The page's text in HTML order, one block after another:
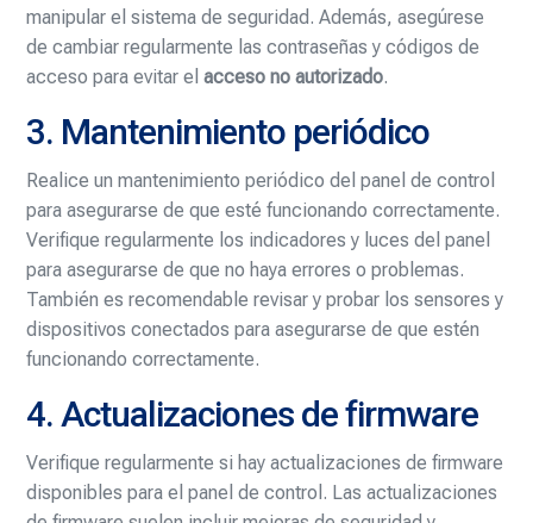
manipular el sistema de seguridad. Además, asegúrese
de cambiar regularmente las contraseñas y códigos de
acceso para evitar elacceso no autorizado.
3. Mantenimiento periódico
Realice un mantenimiento periódico del panel de control
para asegurarse de que esté funcionando correctamente.
Verifique regularmente los indicadores y luces del panel
para asegurarse de que no haya errores o problemas.
También es recomendable revisar y probar los sensores y
dispositivos conectados para asegurarse de que estén
funcionando correctamente.
4. Actualizaciones de firmware
Verifique regularmente si hay actualizaciones de firmware
disponibles para el panel de control. Las actualizaciones